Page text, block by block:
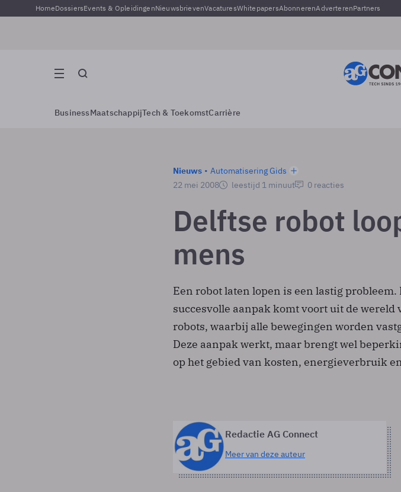
HomeDossiersEvents & OpleidingenNieuwsbrievenVacaturesWhitepapersAbonnerenAdverterenPartners
BusinessMaatschappijTech & ToekomstCarrière
Nieuws
Automatisering Gids
22 mei 2008
leestijd 1 minuut 0 reacties
Delftse robot
mens
Een robot laten lopen is een lastig probleem.
succesvolle aanpak komt voort uit de wereld
robots, waarbij alle bewegingen worden
Deze aanpak werkt, maar brengt wel
op het gebied van kosten, energieverbruik
Redactie AG Connect
Meer van deze auteur